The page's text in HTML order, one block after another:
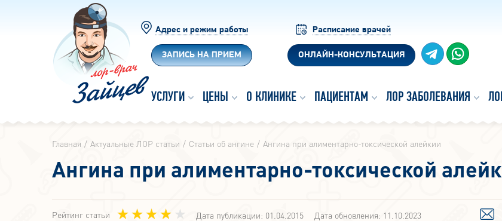
Адрес и режим работы
ЗАПИСЬ НА ПРИЕМ
Расписание врачей
ОНЛАЙН-КОНСУЛЬТАЦИЯ
УСЛУГИ ЦЕНЫ О КЛИНИКЕ ПАЦИЕНТАМ ЛОР ЗАБОЛЕВАНИЯ
Главная Актуальные ЛОР статьи Статьи об ангине Ангина при алиментарно-токсической алейкии
Ангина при алиментарно-токсической
Рейтинг статьи Дата публикации: 01.04.2015 Дата обновления: 11.10.2023